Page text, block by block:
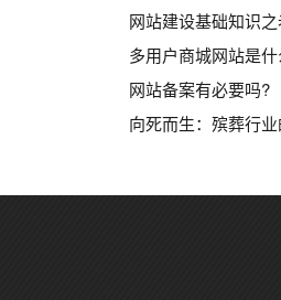
网站建设基础知识
多用户商城网站是什
网站备案有必要吗?
向死而生：殡葬行